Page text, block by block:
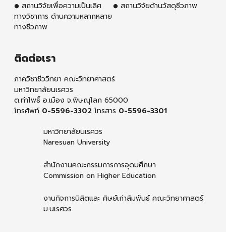
สถานวิจัยเพื่อความเป็นเลิศ
ทางวิชาการ ด้านความหลากหลาย
ทางชีวภาพ
สถานวิจัยด้านวัสดุชีวภาพ
ติดต่อเรา
ภาควิชาชีววิทยา คณะวิทยาศาสตร์
มหาวิทยาลัยนเรศวร
ต.ท่าโพธิ์ อ.เมือง จ.พิษณุโลก 65000
โทรศัพท์ 0-5596-3302 โทรสาร 0-5596-3301
มหาวิทยาลัยนเรศวร
Naresuan University
สำนักงานคณะกรรมการการอุดมศึกษา
Commission on Higher Education
งานกิจการนิสิตและ ศิษย์เก่าสัมพันธ์ คณะวิทยาศาสตร์
ม.นเรศวร